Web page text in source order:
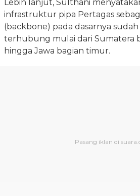
Lebih lanjut, Sulthani
infrastruktur pipa Pertagas
(backbone) pada dasarnya sudah
terhubung mulai dari Sumatera
hingga Jawa bagian timur.